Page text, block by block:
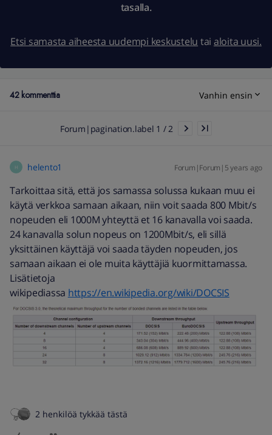
tasalla.
Etsi samasta aiheesta uudempi keskustelu tai aloita uusi.
42 kommenttia Vanhin ensin
Forum|pagination.label 1 / 2
H helento1 Forum|Forum|5 years ago
Tarkoittaa sitä, että jos samassa solussa kukaan muu ei
käytä verkkoa samaan aikaan, niin voit saada 800 Mbit/s
nopeuden eli 1000M yhteyttä et 16 kanavalla voi saada.
24 kanavalla solun nopeus on 1200Mbit/s, eli sillä
yksittäinen käyttäjä voi saada täyden nopeuden, jos
samaan aikaan ei ole muita käyttäjiä kuormittamassa.
Lisätietoja
wikipediassa https://en.wikipedia.org/wiki/DOCSIS
2 henkilöä tykkää tästä